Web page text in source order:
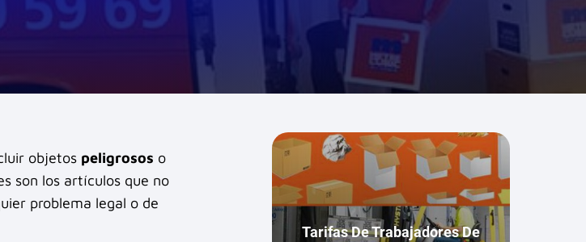
objetos peligrosos o
son los artículos que no
problema legal o de
Tarifas De Trabajadores De